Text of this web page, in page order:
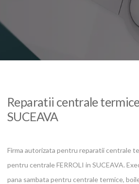
Reparatii centrale termice
SUCEAVA
Firma autorizata pentru reparatii centrale
pentru centrale FERROLI in SUCEAVA.
pana sambata pentru centrale termice,